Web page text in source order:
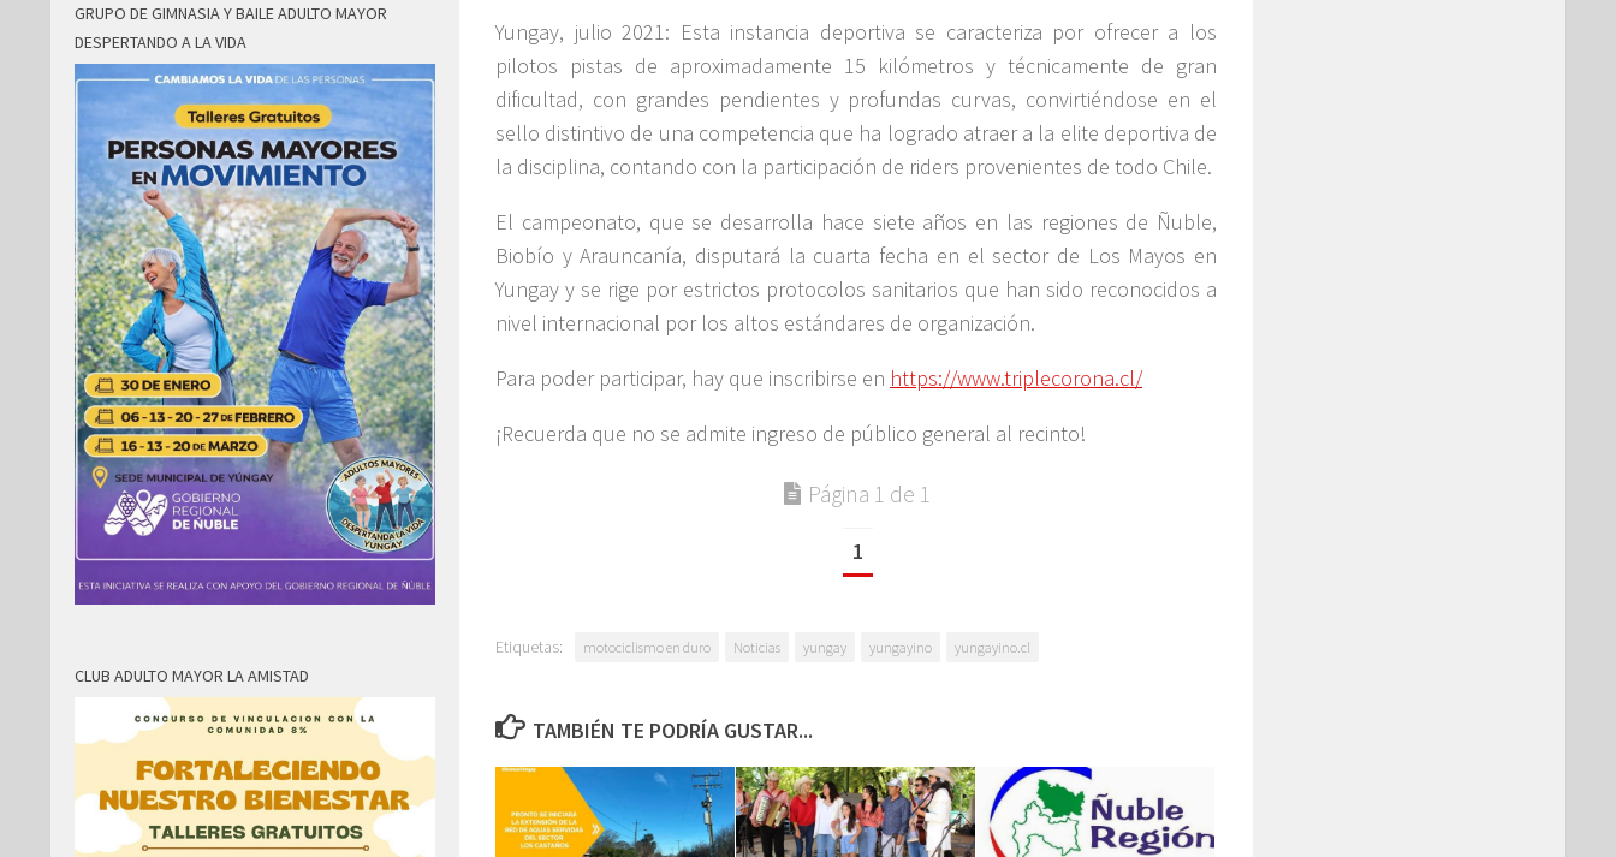
Yungay, julio 2021: Esta instancia deportiva se caracteriza por ofrecer a los
pilotos pistas de aproximadamente 15 kilómetros y técnicamente de gran
dificultad, con grandes pendientes y profundas curvas, convirtiéndose en el
sello distintivo de una competencia que ha logrado atraer a la elite deportiva de
la disciplina, contando con la participación de riders provenientes de todo Chile.
El campeonato, que se desarrolla hace siete años en las regiones de Ñuble,
Biobío y Arauncanía, disputará la cuarta fecha en el sector de Los Mayos en
Yungay y se rige por estrictos protocolos sanitarios que han sido reconocidos a
nivel internacional por los altos estándares de organización.
Para poder participar, hay que inscribirse en https://www.triplecorona.cl/
¡Recuerda que no se admite ingreso de público general al recinto!
Página 1 de 1
1
Etiquetas: motociclismo en duro Noticias yungay yungayino yungayino.cl
TAMBIÉN TE PODRÍA GUSTAR...
GRUPO DE GIMNASIA Y BAILE ADULTO MAYOR
DESPERTANDO A LA VIDA
CLUB ADULTO MAYOR LA AMISTAD